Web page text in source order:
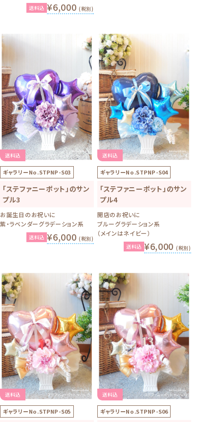
送料込 ¥6,000(税別)
送料込
ギャラリーNo.STPNP-S03
「ステファニーポット」のサン
プル3
お誕生日のお祝いに
紫・ラベンダーグラデーション系
送料込 ¥6,000(税別)
送料込
ギャラリーNo.STPNP-S04
「ステファニーポット」のサン
プル4
開店のお祝いに
ブルーグラデーション系
（メインはネイビー）
送料込 ¥6,000 (税別)
送料込
ギャラリーNo.STPNP-S05
送料込
ギャラリーNo.STPNP-S06